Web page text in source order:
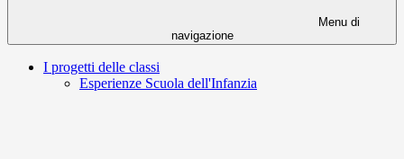
Menu di
navigazione
I progetti delle classi
Esperienze Scuola dell'Infanzia